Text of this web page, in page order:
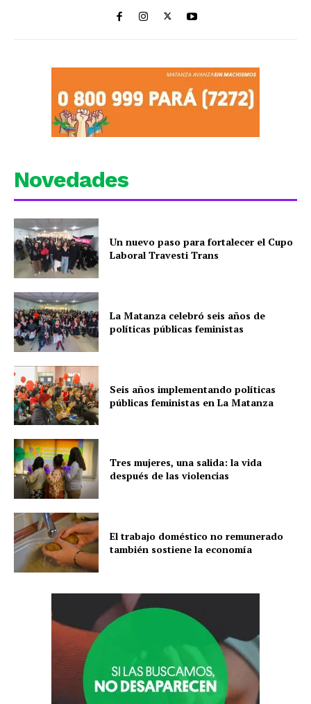
Novedades
Un nuevo paso para fortalecer el Cupo
Laboral Travesti Trans
La Matanza celebró seis años de
políticas públicas feministas
Seis años implementando políticas
públicas feministas en La Matanza
Tres mujeres, una salida: la vida
después de las violencias
El trabajo doméstico no remunerado
también sostiene la economía